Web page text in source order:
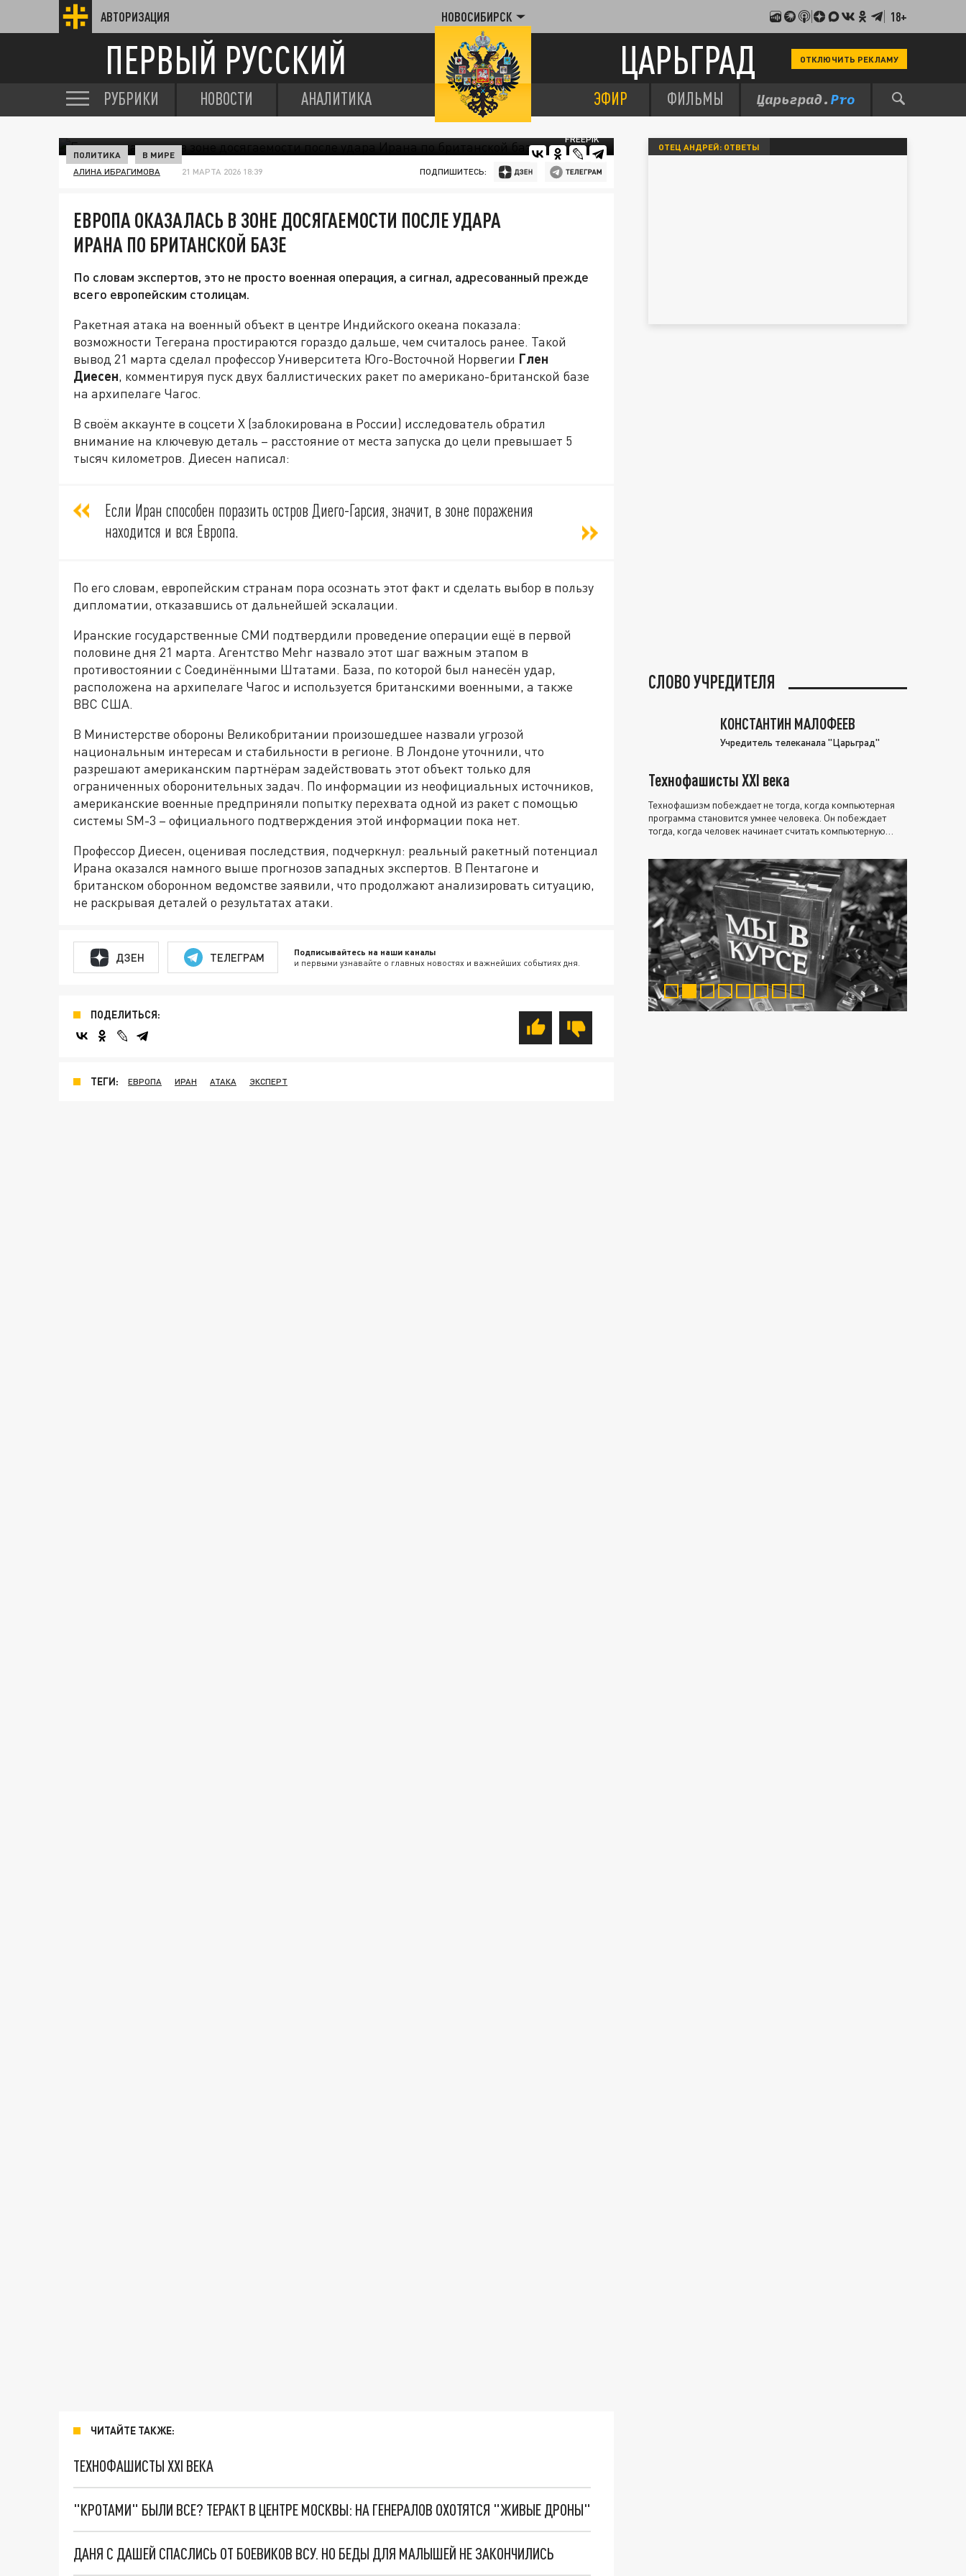
АВТОРИЗАЦИЯ НОВОСИБИРСК 18+
ПЕРВЫЙ РУССКИЙ ЦАРЬГРАД ОТКЛЮЧИТЬ РЕКЛАМУ
РУБРИКИ НОВОСТИ АНАЛИТИКА ЭФИР ФИЛЬМЫ
FREEPIK
ПОЛИТИКА В МИРЕ
АЛИНА ИБРАГИМОВА 21 МАРТА 2026 18:39 ПОДПИШИТЕСЬ:
ЕВРОПА ОКАЗАЛАСЬ В ЗОНЕ ДОСЯГАЕМОСТИ ПОСЛЕ УДАРА
ИРАНА ПО БРИТАНСКОЙ БАЗЕ
По словам экспертов, это не просто военная операция, а сигнал, адресованный прежде
всего европейским столицам.
Ракетная атака на военный объект в центре Индийского океана показала:
возможности Тегерана простираются гораздо дальше, чем считалось ранее. Такой
вывод 21 марта сделал профессор Университета Юго-Восточной Норвегии Глен
Диесен, комментируя пуск двух баллистических ракет по американо-британской базе
на архипелаге Чагос.
В своём аккаунте в соцсети X (заблокирована в России) исследователь обратил
внимание на ключевую деталь – расстояние от места запуска до цели превышает 5
тысяч километров. Диесен написал:
Если Иран способен поразить остров Диего-Гарсия, значит, в зоне поражения
находится и вся Европа.
По его словам, европейским странам пора осознать этот факт и сделать выбор в пользу
дипломатии, отказавшись от дальнейшей эскалации.
Иранские государственные СМИ подтвердили проведение операции ещё в первой
половине дня 21 марта. Агентство Mehr назвало этот шаг важным этапом в
противостоянии с Соединёнными Штатами. База, по которой был нанесён удар,
расположена на архипелаге Чагос и используется британскими военными, а также
ВВС США.
В Министерстве обороны Великобритании произошедшее назвали угрозой
национальным интересам и стабильности в регионе. В Лондоне уточнили, что
разрешают американским партнёрам задействовать этот объект только для
ограниченных оборонительных задач. По информации из неофициальных источников,
американские военные предприняли попытку перехвата одной из ракет с помощью
системы SM-3 – официального подтверждения этой информации пока нет.
Профессор Диесен, оценивая последствия, подчеркнул: реальный ракетный потенциал
Ирана оказался намного выше прогнозов западных экспертов. В Пентагоне и
британском оборонном ведомстве заявили, что продолжают анализировать ситуацию,
не раскрывая деталей о результатах атаки.
ДЗЕН ТЕЛЕГРАМ Подписывайтесь на наши каналы
и первыми узнавайте о главных новостях и важнейших событиях дня.
ПОДЕЛИТЬСЯ:
ТЕГИ: ЕВРОПА ИРАН АТАКА ЭКСПЕРТ
ЧИТАЙТЕ ТАКЖЕ:
ТЕХНОФАШИСТЫ XXI ВЕКА
"КРОТАМИ" БЫЛИ ВСЕ? ТЕРАКТ В ЦЕНТРЕ МОСКВЫ: НА ГЕНЕРАЛОВ ОХОТЯТСЯ "ЖИВЫЕ ДРОНЫ"
ДАНЯ С ДАШЕЙ СПАСЛИСЬ ОТ БОЕВИКОВ ВСУ. НО БЕДЫ ДЛЯ МАЛЫШЕЙ НЕ ЗАКОНЧИЛИСЬ
ОТЕЦ АНДРЕЙ: ОТВЕТЫ
СЛОВО УЧРЕДИТЕЛЯ
КОНСТАНТИН МАЛОФЕЕВ
Учредитель телеканала "Царьград"
Технофашисты XXI века
Технофашизм побеждает не тогда, когда компьютерная
программа становится умнее человека. Он побеждает
тогда, когда человек начинает считать компьютерную